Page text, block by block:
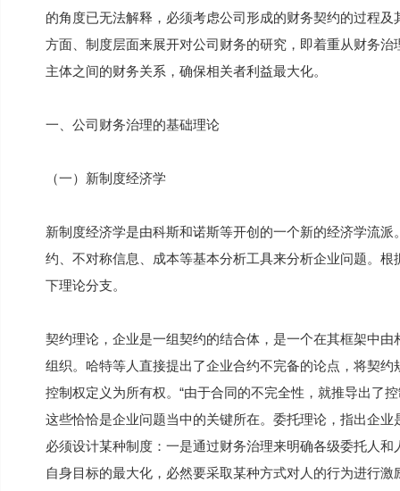
的角度已无法解释，必须考虑公司形成的财务契约的过程
方面、制度层面来展开对公司财务的研究，即着重从财务
主体之间的财务关系，确保相关者利益最大化。
一、公司财务治理的基础理论
（一）新制度经济学
新制度经济学是由科斯和诺斯等开创的一个新的经济学流
约、不对称信息、成本等基本分析工具来分析企业问题。
下理论分支。
契约理论，企业是一组契约的结合体，是一个在其框架中
组织。哈特等人直接提出了企业合约不完备的论点，将契
控制权定义为所有权。“由于合同的不完全性，就推导出了
这些恰恰是企业问题当中的关键所在。委托理论，指出企
必须设计某种制度：一是通过财务治理来明确各级委托人
自身目标的最大化，必然要采取某种方式对人的行为进行激